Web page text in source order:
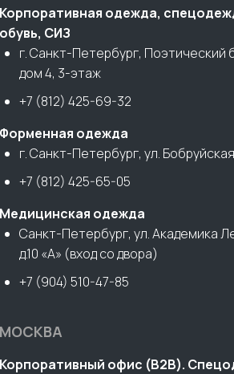
Корпоративная одежда,
обувь, СИЗ
г. Санкт-Петербург, Поэтический
дом 4, 3-этаж
+7 (812) 425-69-32
Форменная одежда
г. Санкт-Петербург, ул.
+7 (812) 425-65-05
Медицинская одежда
Санкт-Петербург, ул. Академика
д.10 «А» (вход со двора)
+7 (904) 510-47-85
МОСКВА
Корпоративный офис (В2В).